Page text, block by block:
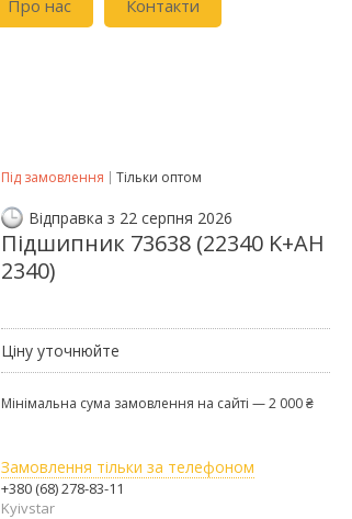
Про нас Контакти
Під замовлення Тільки оптом
Відправка з 22 серпня 2026
Підшипник 73638 (22340 K+AH
2340)
Ціну уточнюйте
Мінімальна сума замовлення на сайті — 2 000 ₴
Замовлення тільки за телефоном
+380 (68) 278-83-11
Kyivstar